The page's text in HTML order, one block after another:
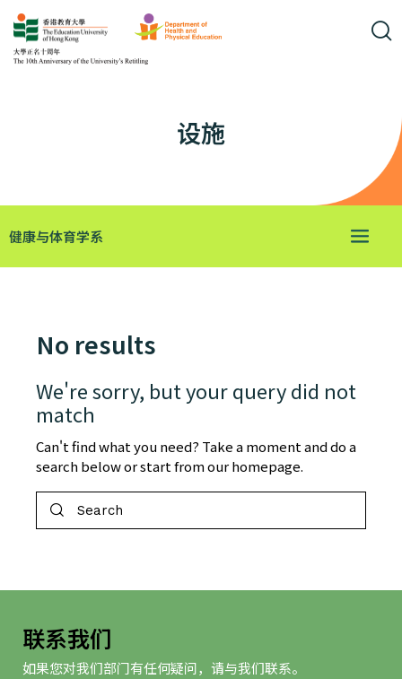
设施
健康与体育学系
No results
We're sorry, but your query did not
match
Can't find what you need? Take a moment and do a
search below or start fromour homepage.
联系我们
如果您对我们部门有任何疑问，请与我们联系。